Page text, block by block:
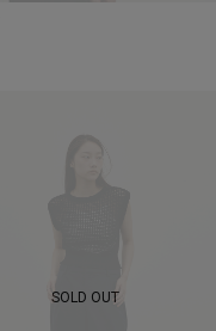
SOLD OUT